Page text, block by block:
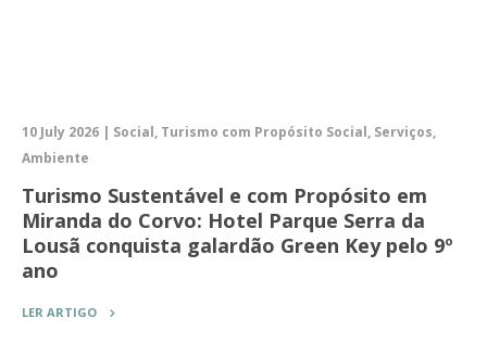
10 July 2026 | Social, Turismo com Propósito Social, Serviços,
Ambiente
Turismo Sustentável e com Propósito em
Miranda do Corvo: Hotel Parque Serra da
Lousã conquista galardão Green Key pelo 9º
ano
LER ARTIGO